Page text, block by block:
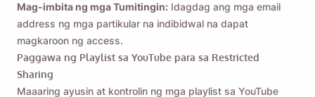
Mag-imbita ng mga Tumitingin: Idagdag ang mga email
address ng mga partikular na indibidwal na dapat
magkaroon ng access.
Paggawa ng Playlist sa YouTube para sa Restricted
Sharing
Maaaring ayusin at kontrolin ng mga playlist sa YouTube